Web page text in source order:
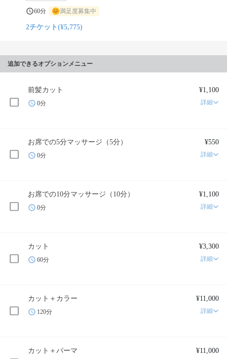
60分 満足度募集中
2チケット(¥5,775)
追加できるオプションメニュー
前髪カット ¥1,100
0分 詳細
お席での5分マッサージ（5分） ¥550
0分 詳細
お席での10分マッサージ（10分） ¥1,100
0分 詳細
カット ¥3,300
60分 詳細
カット＋カラー ¥11,000
120分 詳細
カット＋パーマ ¥11,000